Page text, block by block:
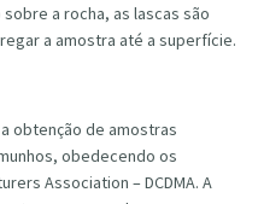
a rocha, as lascas são
a amostra até a superfície.
obtenção de amostras
obedecendo os
Association – DCDMA. A